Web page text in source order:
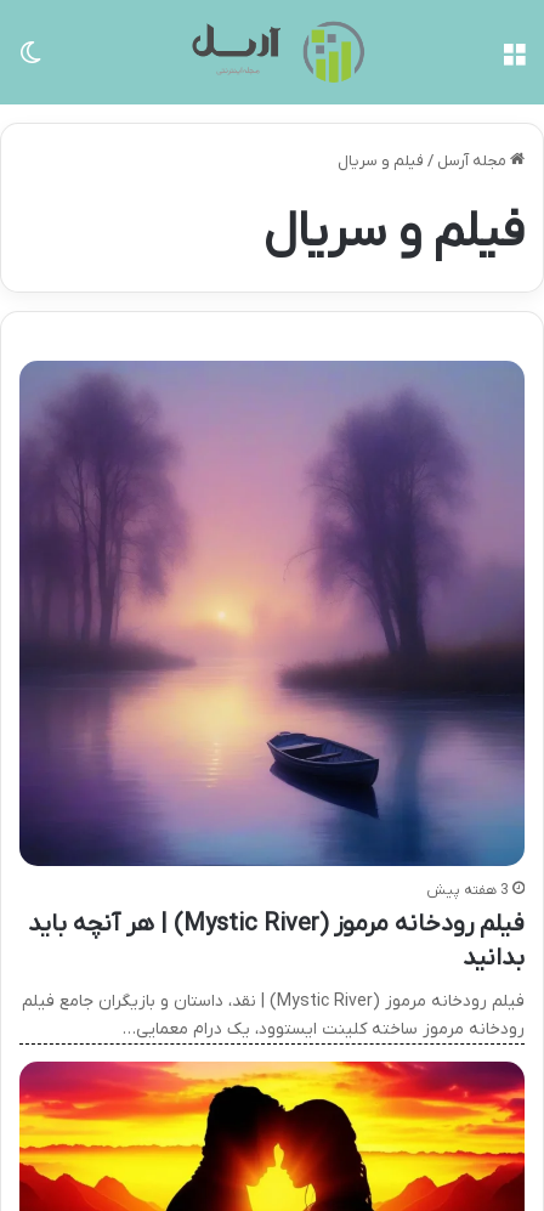
مجله آرسل / فیلم و سریال
فیلم و سریال
3 هفته پیش
فیلم رودخانه مرموز (Mystic River) | هر آنچه باید
بدانید
فیلم رودخانه مرموز (Mystic River) | نقد، داستان و بازیگران جامع فیلم
رودخانه مرموز ساخته کلینت ایستوود، یک درام معمایی…